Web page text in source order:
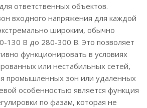
ответственных объектов.
входного напряжения для каждой
широким, обычно
130 В до 280-300 В. Это позволяет
функционировать в условиях
или нестабильных сетей,
промышленных зон или удаленных
особенностью является функция
по фазам, которая не